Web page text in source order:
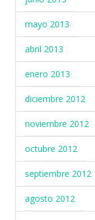
mayo 2013
abril 2013
enero 2013
diciembre 2012
noviembre 2012
octubre 2012
septiembre 2012
agosto 2012